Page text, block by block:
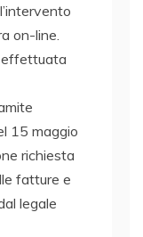
on-line.
effettuata
15 maggio
richiesta
fatture e
legale